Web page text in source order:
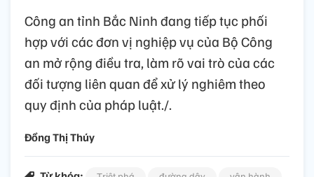
Công an tỉnh Bắc Ninh đang tiếp tục phối
hợp với các đơn vị nghiệp vụ của Bộ Công
an mở rộng điều tra, làm rõ vai trò của các
đối tượng liên quan để xử lý nghiêm theo
quy định của pháp luật./.
Đồng Thị Thúy